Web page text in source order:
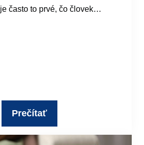
často to prvé, čo človek…
Prečítať